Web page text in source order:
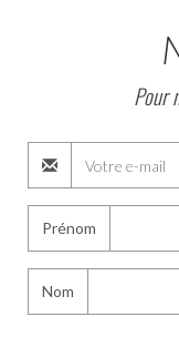
Pour
Prénom
Nom